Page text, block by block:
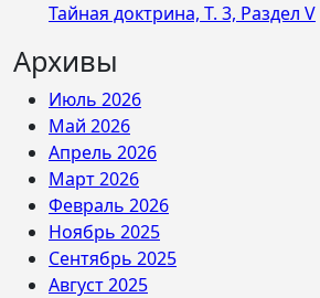
Тайная доктрина, Т. 3, Раздел V
Архивы
Июль 2026
Май 2026
Апрель 2026
Март 2026
Февраль 2026
Ноябрь 2025
Сентябрь 2025
Август 2025